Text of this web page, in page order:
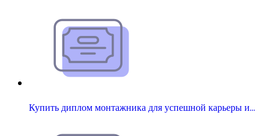
Купить диплом монтажника для успешной карьеры и…